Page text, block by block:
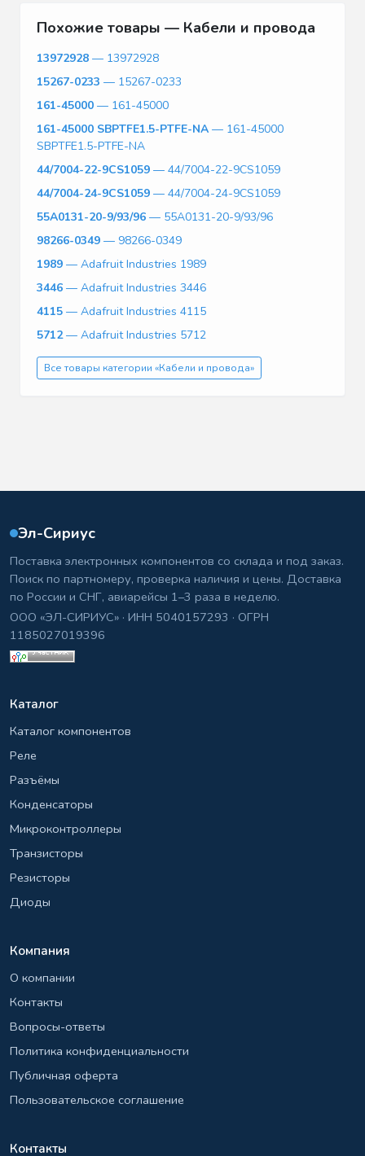
Похожие товары — Кабели и провода
13972928 — 13972928
15267-0233 — 15267-0233
161-45000 — 161-45000
161-45000 SBPTFE1.5-PTFE-NA — 161-45000
SBPTFE1.5-PTFE-NA
44/7004-22-9CS1059 — 44/7004-22-9CS1059
44/7004-24-9CS1059 — 44/7004-24-9CS1059
55A0131-20-9/93/96 — 55A0131-20-9/93/96
98266-0349 — 98266-0349
1989 — Adafruit Industries 1989
3446 — Adafruit Industries 3446
4115 — Adafruit Industries 4115
5712— Adafruit Industries 5712
Все товары категории «Кабели и провода»
Эл-Сириус
Поставка электронных компонентов со склада и под заказ.
Поиск по партномеру, проверка наличия и цены. Доставка
по России и СНГ, авиарейсы 1–3 раза в неделю.
ООО «ЭЛ-СИРИУС» · ИНН 5040157293 · ОГРН
1185027019396
Каталог
Каталог компонентов
Реле
Разъёмы
Конденсаторы
Микроконтроллеры
Транзисторы
Резисторы
Диоды
Компания
О компании
Контакты
Вопросы-ответы
Политика конфиденциальности
Публичная оферта
Пользовательское соглашение
Контакты